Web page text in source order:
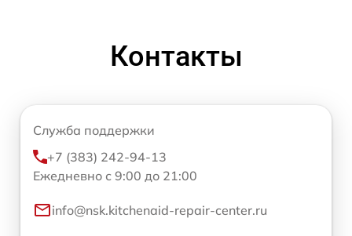
Контакты
Служба поддержки
+7 (383) 242-94-13
Ежедневно с 9:00 до 21:00
info@nsk.kitchenaid-repair-center.ru